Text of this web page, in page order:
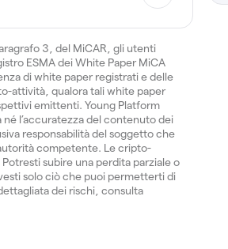
3, del MiCAR, gli utenti
ESMA dei White Paper MiCA
di white paper registrati e delle
attività, qualora tali white paper
emittenti. Young Platform
l’accuratezza del contenuto dei
responsabilità del soggetto che
competente. Le cripto-
subire una perdita parziale o
solo ciò che puoi permetterti di
dei rischi, consulta